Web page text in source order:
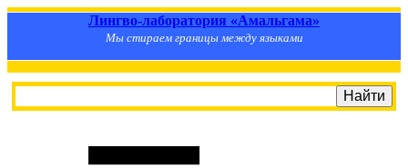
Лингво-лаборатория «Амальгама»
Мы стираем границы между языками